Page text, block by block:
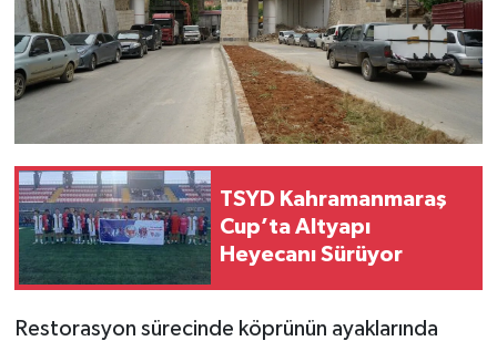
TSYD Kahramanmaraş
Cup’ta Altyapı
Heyecanı Sürüyor
Restorasyon sürecinde köprünün ayaklarında